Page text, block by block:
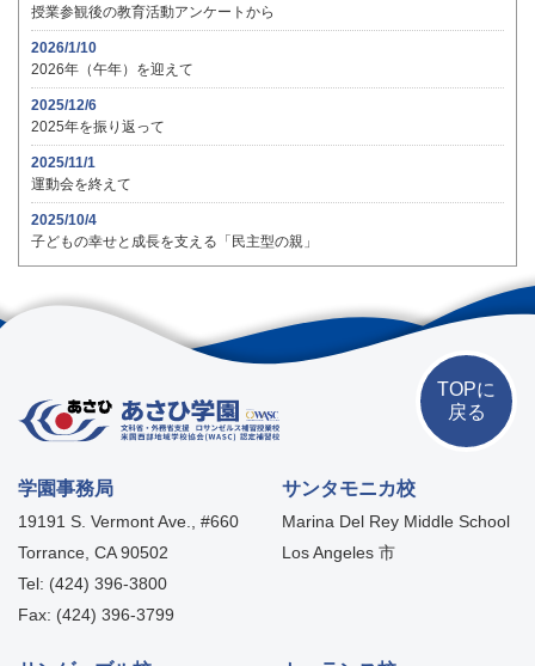
授業参観後の教育活動アンケートから
2026/1/10
2026年（午年）を迎えて
2025/12/6
2025年を振り返って
2025/11/1
運動会を終えて
2025/10/4
子どもの幸せと成長を支える「民主型の親」
TOPに
戻る
学園事務局
19191 S. Vermont Ave., #660
Torrance, CA 90502
Tel: (424) 396-3800
Fax: (424) 396-3799
サンタモニカ校
Marina Del Rey Middle School
Los Angeles 市